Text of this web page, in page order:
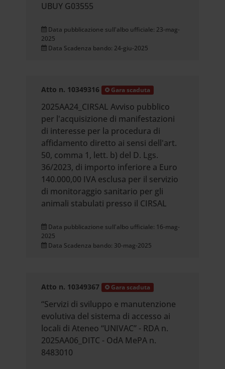
UBUY G03555
Data pubblicazione sull'albo ufficiale: 23-mag-
2025
Data Scadenza bando: 24-giu-2025
Atto n. 10349316 Gara scaduta
2025AA24_CIRSAL Avviso pubblico
per l'acquisizione di manifestazioni
di interesse per la procedura di
affidamento diretto ai sensi dell'art.
50, comma 1, lett. b) del D. Lgs.
36/2023, di importo inferiore a Euro
140.000,00 IVA esclusa per il servizio
di monitoraggio sanitario per gli
animali stabulati presso il CIRSAL
Data pubblicazione sull'albo ufficiale: 16-mag-
2025
Data Scadenza bando: 30-mag-2025
Atto n. 10349367 Gara scaduta
“Servizi di sviluppo e manutenzione
evolutiva del sistema di accesso ai
locali di Ateneo “UNIVAC” - RDA n.
2025AA06_DITC - OdA MePA n.
8483010